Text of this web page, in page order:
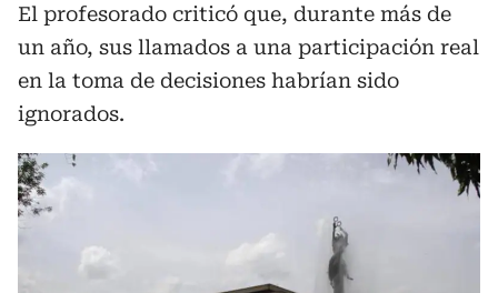
El profesorado criticó que, durante más de
un año, sus llamados a una participación real
en la toma de decisiones habrían sido
ignorados.